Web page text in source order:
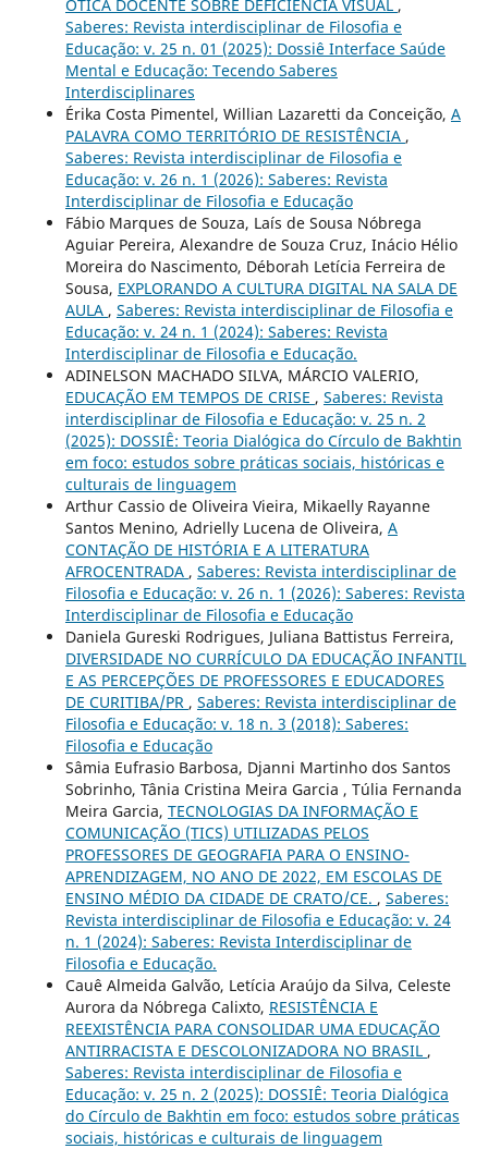
ÓTICA DOCENTE SOBRE DEFICIÊNCIA VISUAL ,
Saberes: Revista interdisciplinar de Filosofia e
Educação: v. 25 n. 01 (2025): Dossiê Interface Saúde
Mental e Educação: Tecendo Saberes
Interdisciplinares
Érika Costa Pimentel, Willian Lazaretti da Conceição, A
PALAVRA COMO TERRITÓRIO DE RESISTÊNCIA ,
Saberes: Revista interdisciplinar de Filosofia e
Educação: v. 26 n. 1 (2026): Saberes: Revista
Interdisciplinar de Filosofia e Educação
Fábio Marques de Souza, Laís de Sousa Nóbrega
Aguiar Pereira, Alexandre de Souza Cruz, Inácio Hélio
Moreira do Nascimento, Déborah Letícia Ferreira de
Sousa, EXPLORANDO A CULTURA DIGITAL NA SALA DE
AULA , Saberes: Revista interdisciplinar de Filosofia e
Educação: v. 24 n. 1 (2024): Saberes: Revista
Interdisciplinar de Filosofia e Educação.
ADINELSON MACHADO SILVA, MÁRCIO VALERIO,
EDUCAÇÃO EM TEMPOS DE CRISE , Saberes: Revista
interdisciplinar de Filosofia e Educação: v. 25 n. 2
(2025): DOSSIÊ: Teoria Dialógica do Círculo de Bakhtin
em foco: estudos sobre práticas sociais, históricas e
culturais de linguagem
Arthur Cassio de Oliveira Vieira, Mikaelly Rayanne
Santos Menino, Adrielly Lucena de Oliveira, A
CONTAÇÃO DE HISTÓRIA E A LITERATURA
AFROCENTRADA , Saberes: Revista interdisciplinar de
Filosofia e Educação: v. 26 n. 1 (2026): Saberes: Revista
Interdisciplinar de Filosofia e Educação
Daniela Gureski Rodrigues, Juliana Battistus Ferreira,
DIVERSIDADE NO CURRÍCULO DA EDUCAÇÃO INFANTIL
E AS PERCEPÇÕES DE PROFESSORES E EDUCADORES
DE CURITIBA/PR , Saberes: Revista interdisciplinar de
Filosofia e Educação: v. 18 n. 3 (2018): Saberes:
Filosofia e Educação
Sâmia Eufrasio Barbosa, Djanni Martinho dos Santos
Sobrinho, Tânia Cristina Meira Garcia , Túlia Fernanda
Meira Garcia, TECNOLOGIAS DA INFORMAÇÃO E
COMUNICAÇÃO (TICS) UTILIZADAS PELOS
PROFESSORES DE GEOGRAFIA PARA O ENSINO-
APRENDIZAGEM, NO ANO DE 2022, EM ESCOLAS DE
ENSINO MÉDIO DA CIDADE DE CRATO/CE. , Saberes:
Revista interdisciplinar de Filosofia e Educação: v. 24
n. 1 (2024): Saberes: Revista Interdisciplinar de
Filosofia e Educação.
Cauê Almeida Galvão, Letícia Araújo da Silva, Celeste
Aurora da Nóbrega Calixto, RESISTÊNCIA E
REEXISTÊNCIA PARA CONSOLIDAR UMA EDUCAÇÃO
ANTIRRACISTA E DESCOLONIZADORA NO BRASIL ,
Saberes: Revista interdisciplinar de Filosofia e
Educação: v. 25 n. 2 (2025): DOSSIÊ: Teoria Dialógica
do Círculo de Bakhtin em foco: estudos sobre práticas
sociais, históricas e culturais de linguagem